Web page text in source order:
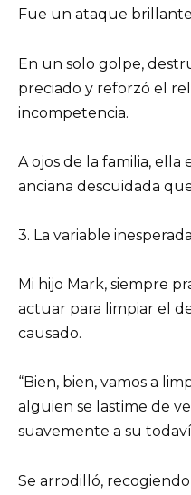
Fue un ataque
En un solo golpe,
preciado y reforzó el
incompetencia.
A ojos de la familia, ella
anciana descuidada
3. La variable inesperada
Mi hijo Mark, siempre
actuar para limpiar el
causado.
“Bien, bien, vamos a
alguien se lastime de
suavemente a su
Se arrodilló,